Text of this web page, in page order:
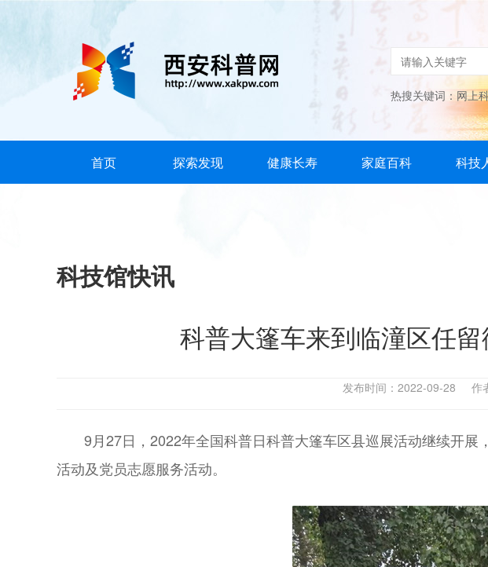
热搜关键词： 网上
首页 探索发现 健康长寿 家庭百科 科技
科技馆快讯
科普大篷车来到临潼区任
发布时间：2022-09-28 作
9月27日，2022年全国科普日科普大篷车区县巡展活动继续开展
活动及党员志愿服务活动。